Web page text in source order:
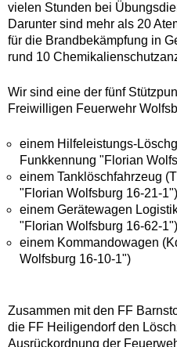
vielen Stunden bei
Darunter sind mehr als 20
für die Brandbekämpfung in
rund 10
Wir sind eine der fünf
Freiwilligen Feuerwehr
einem Hilfeleistungs-
Funkkennung "Florian
einem Tanklöschfahrzeug
"Florian Wolfsburg 16-21-1")
einem Gerätewagen
"Florian Wolfsburg 16-62-1")
einem Kommandowagen
Wolfsburg 16-10-1")
Zusammen mit den FF
die FF Heiligendorf den
Ausrückordnung der